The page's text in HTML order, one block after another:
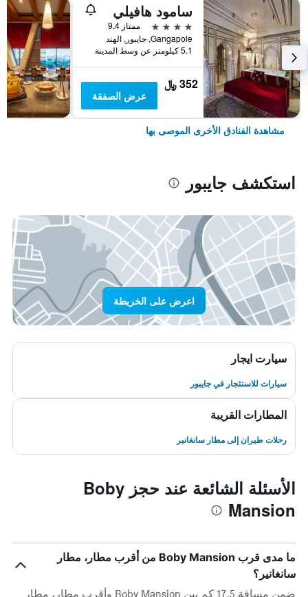
سامود هافيلي
4 نجوم
ممتاز 9.4
Gangapole, جايبور, الهند
5.1 كيلومتر عن وسط المدينة
352 ﷼
عرض الصفقة
مشاهدة الفنادق الأخرى الموصى بها
استكشف جايبور
اعرض على الخريطة
سيارت ايجار
سيارات للاستئجار في جايبور
المطارات القريبة
رحلات طيران إلى مطار سانغانير
الأسئلة الشائعة عند حجز Boby
Mansion
ما مدى قرب Boby Mansion من أقرب مطار، مطار
سانغانير؟
ضمن مسافة 17.5 كم بين Boby Mansion وأقرب مطار، مطار